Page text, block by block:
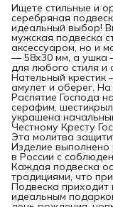
Ищете стильные и
серебряная
идеальный выбор!
мужская подвеска
аксессуаром, но и
— 58х30 мм, а ушка
для любого стиля и
Нательный крестик
амулет и оберег.
Распятие Господа
серафим,
украшена
Честному Кресту
Эта молитва
Изделие выполнено
в России с
Каждая подвеска
традициями, что
Подвеска приходит
идеальным